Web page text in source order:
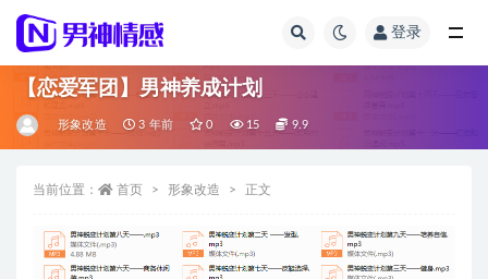
登录
【恋爱军团】男神养成计划
形象改造 3 年前 0 15 9.9
当前位置： 首页 形象改造 正文